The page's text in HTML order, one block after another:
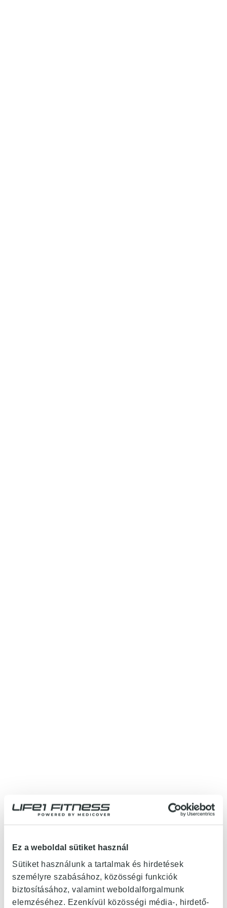
Ez a weboldal sütiket használ
Sütiket használunk a tartalmak és hirdetések
személyre szabásához, közösségi funkciók
biztosításához, valamint weboldalforgalmunk
elemzéséhez. Ezenkívül közösségi média-, hirdető-
CONDITIONER
BOX CROSS
TRAINING